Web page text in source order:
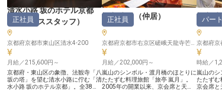
ャリアアップ】 オールデーダイニ
ングとして、朝食からディナーまで
幅広い時間帯で活躍できる環境で
す。 仕込みから調理、片付けまで
調理業務全般をお任せしますが、未
経験の方も安心してスタートできる
よう、チーム一同で丁寧にサポート
いたします。 将来的には食材選定
やメニュー考案にもチャレンジで
き、あなたの料理人としてのキャリ
アを大きく広げることが可能です。
明るく元気に、食への情熱を形にし
たい方を心よりお待ちしておりま
清水小路 坂のホテル京都
（サービススタッフ ）
正社員
京都府京都市東山区清水4-200
月給／215,600円～
京都府・東山区の象徴、法観寺「八
坂の塔」を望む清水小路に佇む「清
水小路 坂のホテル京都」。全38室
旅亭 嵐月 （仲居）
正社員
月給／202,000円～
嵐山のシンボル・渡月橋のほとりに
たたずむ料理旅館「旅亭 嵐月」。
2005年の開業以来、京会席と天然
旅亭 嵐
パー
時給／
嵐山のシ
たたずむ
京会席と